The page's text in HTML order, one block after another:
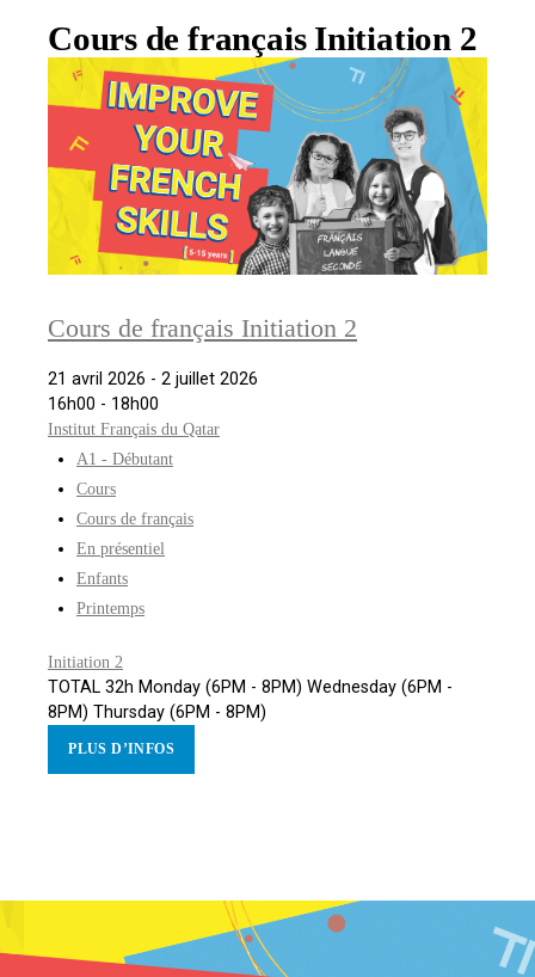
Cours de français Initiation 2
Cours de français Initiation 2
21 avril 2026 - 2 juillet 2026
16h00 - 18h00
Institut Français du Qatar
A1 - Débutant
Cours
Cours de français
En présentiel
Enfants
Printemps
Initiation 2
TOTAL 32h Monday (6PM - 8PM) Wednesday (6PM -
8PM) Thursday (6PM - 8PM)
PLUS D’INFOS